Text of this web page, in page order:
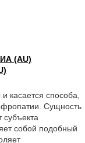
(AU)
касается способа,
Сущность
субъекта
собой подобный